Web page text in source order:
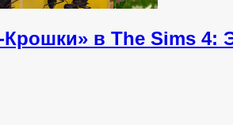
в The Sims 4: